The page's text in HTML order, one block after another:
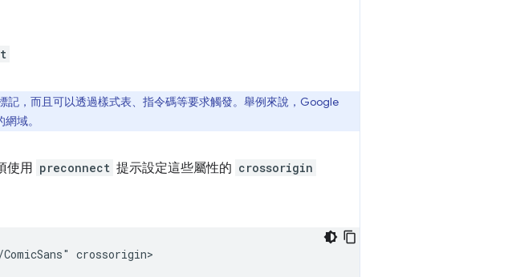
記，而且可以透過樣式表、指令碼等要求觸發。舉例來說，Google
域。
使用 preconnect 提示設定這些屬性的 crossorigin